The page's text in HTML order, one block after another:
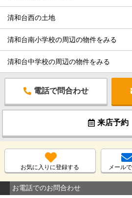
清和台西の土地
清和台南小学校の周辺の物件をみる
清和台中学校の周辺の物件をみる
電話で問合わせ
来店予約
お気に入りに登録する メール
お電話でのお問合わせ